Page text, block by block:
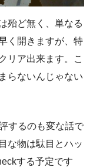
殆ど無く、単なる
く開きますが、特
リア出来ます。こ
らないんじゃない
するのも変な話で
な物は駄目とハッ
する予定です